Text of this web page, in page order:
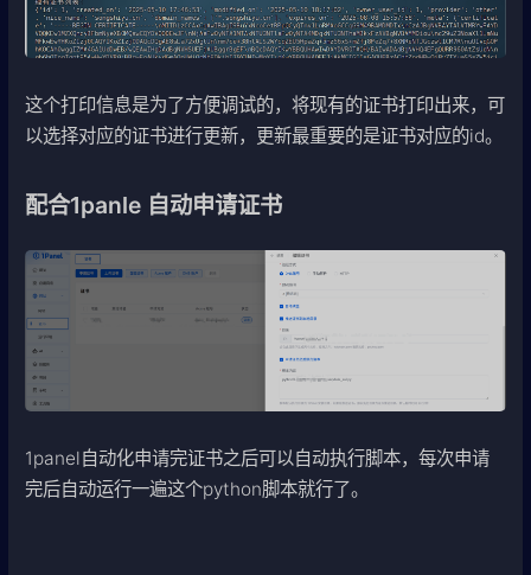
这个打印信息是为了方便调试的，将现有的证书打印出来，可
以选择对应的证书进行更新，更新最重要的是证书对应的id。
配合1panle 自动申请证书
1panel自动化申请完证书之后可以自动执行脚本，每次申请
完后自动运行一遍这个python脚本就行了。